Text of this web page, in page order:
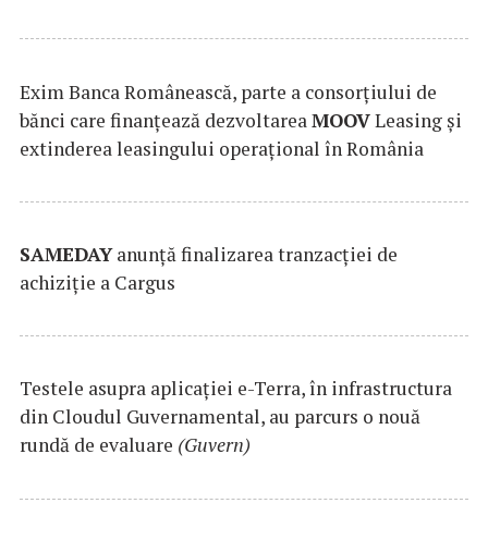
Exim Banca Românească, parte a consorțiului de
bănci care finanțează dezvoltareaMOOVLeasing și
extinderea leasingului operațional în România
SAMEDAYanunță finalizarea tranzacției de
achiziție a Cargus
Testele asupra aplicaţiei e-Terra, în infrastructura
din Cloudul Guvernamental, au parcurs o nouă
rundă de evaluare (Guvern)